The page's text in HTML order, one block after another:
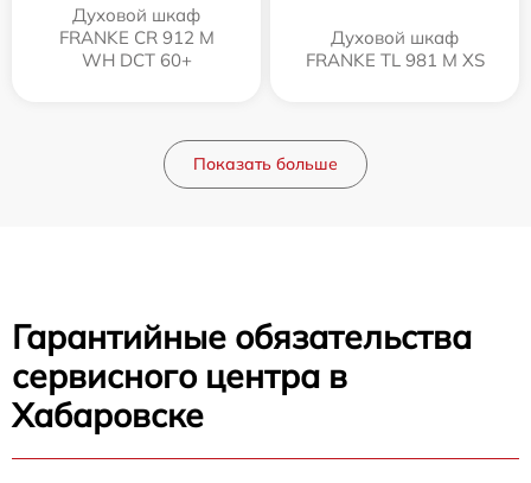
Духовой шкаф
FRANKE CR 912 M
WH DCT 60+
Духовой шкаф
FRANKE TL 981 M XS
Показать больше
Гарантийные обязательства
сервисного центра в
Хабаровске